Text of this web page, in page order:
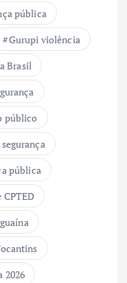
pública
Gurupi violência
Brasil
público
pública
2026